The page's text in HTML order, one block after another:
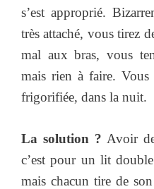
s’est approprié.
très attaché, vous tirez
mal aux bras, vous
mais rien à faire. Vous
frigorifiée, dans la nuit.
La solution ? Avoir
c’est pour un lit
mais chacun tire de